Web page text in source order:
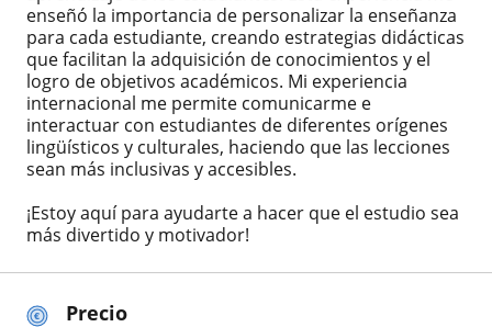
Precio
enseñó la importancia de personalizar la enseñanza
para cada estudiante, creando estrategias didácticas
que facilitan la adquisición de conocimientos y el
logro de objetivos académicos. Mi experiencia
internacional me permite comunicarme e
interactuar con estudiantes de diferentes orígenes
lingüísticos y culturales, haciendo que las lecciones
sean más inclusivas y accesibles.
¡Estoy aquí para ayudarte a hacer que el estudio sea
más divertido y motivador!